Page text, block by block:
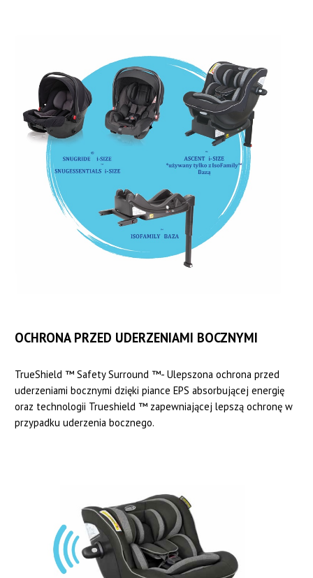
OCHRONA PRZED UDERZENIAMI BOCZNYMI
TrueShield ™ Safety Surround ™- Ulepszona ochrona przed
uderzeniami bocznymi dzięki piance EPS absorbującej energię
oraz technologii Trueshield ™ zapewniającej lepszą ochronę w
przypadku uderzenia bocznego.